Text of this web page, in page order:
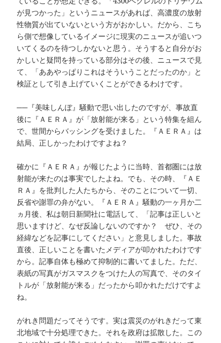
が見つかった」というニュースがあれば、高濃度の放射
性物質が出ていないという方がおかしい。だから、こち
ら側で想像しているイメージに現実のニュースが追いつ
いてくるのを待つしかないと思う。そうすると自分がお
かしいと疑問を持っている部分はその後、ニュースで見
て、「ああやっぱりこれはそういうことだったのか」と
検証として引き上げていくことができるわけです。
──『美味しんぼ』騒動で思い出したのですが、事故直
後に『ＡＥＲＡ』が「放射能が来る」という特集を組ん
で、世間からバッシングを受けました。『ＡＥＲＡ』は
結局、正しかったわけですよね？
確かに『ＡＥＲＡ』が報じたように当時、首都圏には放
射能が来たのは事実でしたよね。でも、その時、『ＡＥ
ＲＡ』を批判した人たちから、そのことについて一切、
反省や謝罪の弁がない。『ＡＥＲＡ』騒動の一ヶ月か二
ヵ月後、私は朝日新聞社に電話して、「記事は正しいと
思いますけど、なぜ反論しないのですか？ ぜひ、その
経緯などを記事にしてください」と意見しました。事故
直後、正しいことを書いたメディアが叩かれたわけです
から。記事自体も極めて抑制的に書いてました。ただ、
表紙の写真がガスマスクをつけた人の写真で、そのタイ
トルが「放射能が来る」だったから叩かれただけですよ
ね。
がれき問題だってそうです。実は震災のがれきだって東
北地域で十分処理できた。それを政府は拡散した。この